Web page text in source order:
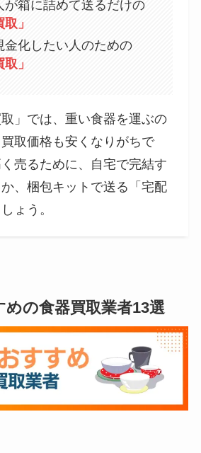
が箱に詰めて送るだけの
」
金化したい人のための
」
」では、重い食器を運ぶの
取価格も安くなりがちで
売るために、自宅で完結す
、梱包キットで送る「宅配
ょう。
の食器買取業者13選